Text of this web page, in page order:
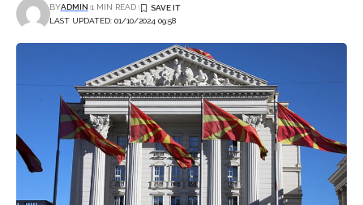
LAST UPDATED: 01/10/2024 09:58
BYADMIN 1 MIN READ